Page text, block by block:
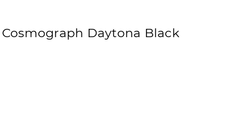
Daytona Black